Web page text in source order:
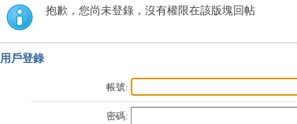
索
抱歉，您尚未登錄，沒有權限在該版塊回帖
用戶登錄
帳號:
密碼: